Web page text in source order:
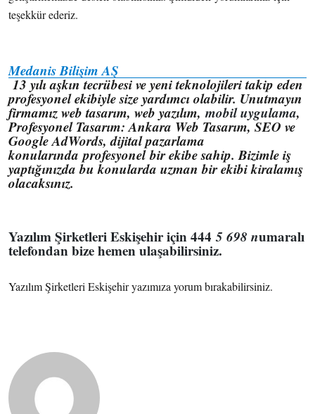
teşekkür ederiz.
Medanis Bilişim AŞ
13 yılı aşkın tecrübesi ve yeni teknolojileri takip eden
profesyonel ekibiyle size yardımcı olabilir. Unutmayın
firmamız web tasarım, web yazılım,mobil uygulama,
Profesyonel Tasarım: Ankara Web Tasarım, SEO ve
Google AdWords, dijital pazarlama
konularındaprofesyonelbir ekibe sahip. Bizimle iş
yaptığınızda bu konularda uzman bir ekibi kiralamış
olacaksınız.
Yazılım Şirketleri Eskişehir için 444 5 698 numaralı
telefondan bize hemen ulaşabilirsiniz.
Yazılım Şirketleri Eskişehir yazımıza yorum bırakabilirsiniz.